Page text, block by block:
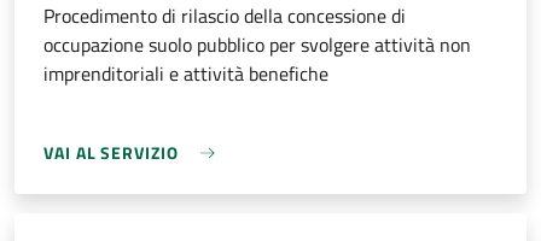
Procedimento di rilascio della concessione di
occupazione suolo pubblico per svolgere attività non
imprenditoriali e attività benefiche
VAI AL SERVIZIO